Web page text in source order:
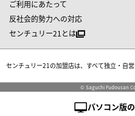
ご利用にあたって
反社会的勢力への対応
センチュリー21とは
センチュリー21の加盟店は、すべて独立・自営
© Saguchi Fudousan
パソコン版